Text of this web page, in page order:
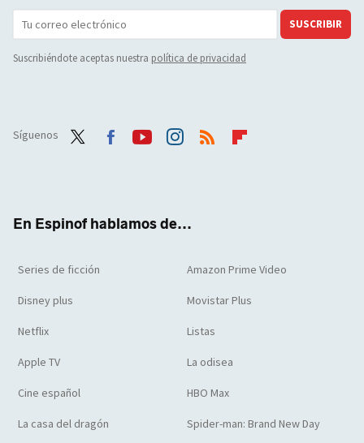
SUSCRIBIR
Suscribiéndote aceptas nuestra política de privacidad
Síguenos
En Espinof hablamos de...
Series de ficción Amazon Prime Video
Disney plus Movistar Plus
Netflix Listas
Apple TV La odisea
Cine español HBO Max
La casa del dragón Spider-man: Brand New Day